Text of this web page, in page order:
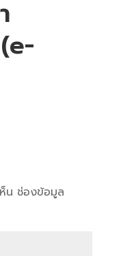
น ช่องข้อมูล